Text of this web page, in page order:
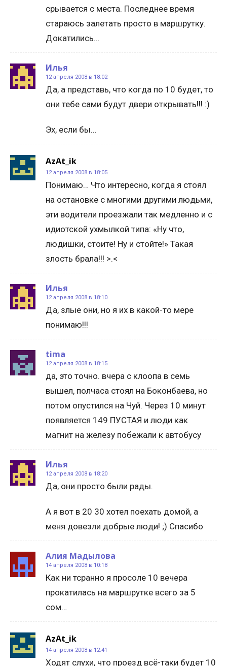
срывается с места. Последнее время
стараюсь залетать просто в маршрутку.
Докатились…
Илья
12 апреля 2008 в 18:02
Да, а представь, что когда по 10 будет, то
они тебе сами будут двери открывать!!! :)
Эх, если бы…
AzAt_ik
12 апреля 2008 в 18:05
Понимаю… Что интересно, когда я стоял
на остановке с многими другими людьми,
эти водители проезжали так медленно и с
идиотской ухмылкой типа: «Ну что,
людишки, стоите! Ну и стойте!» Такая
злость брала!!! >.<
Илья
12 апреля 2008 в 18:10
Да, злые они, но я их в какой-то мере
понимаю!!!
tima
12 апреля 2008 в 18:15
да, это точно. вчера с клоопа в семь
вышел, полчаса стоял на Боконбаева, но
потом опустился на Чуй. Через 10 минут
появляется 149 ПУСТАЯ и люди как
магнит на железу побежали к автобусу
Илья
12 апреля 2008 в 18:20
Да, они просто были рады.
А я вот в 20 30 хотел поехать домой, а
меня довезли добрые люди! ;) Спасибо
Алия Мадылова
14 апреля 2008 в 10:18
Как ни тсранно я просоле 10 вечера
прокатилась на маршрутке всего за 5
сом…
AzAt_ik
14 апреля 2008 в 12:41
Ходят слухи, что проезд всё-таки будет 10